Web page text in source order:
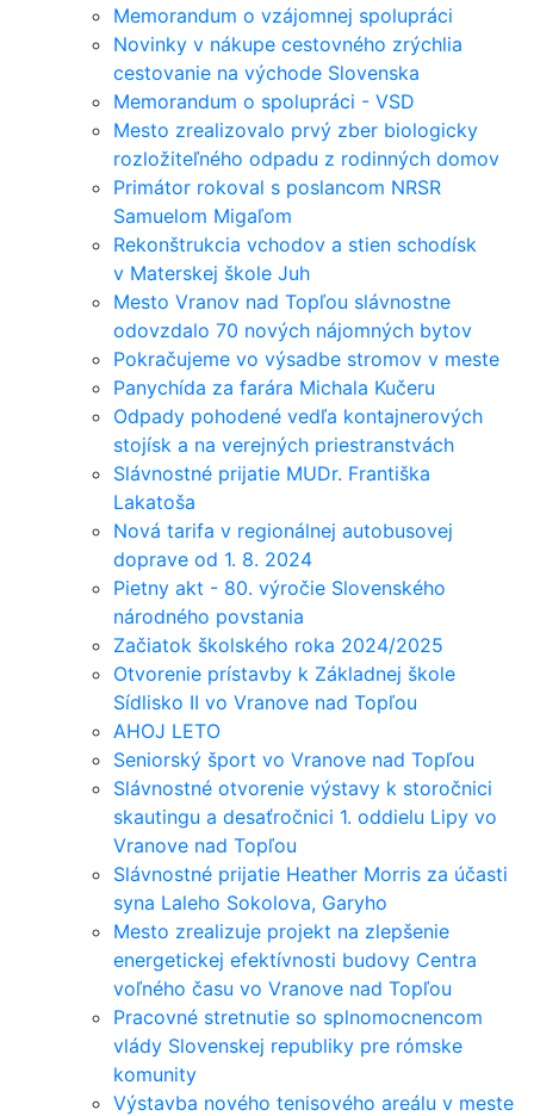
Memorandum o vzájomnej spolupráci
Novinky v nákupe cestovného zrýchlia
cestovanie na východe Slovenska
Memorandum o spolupráci - VSD
Mesto zrealizovalo prvý zber biologicky
rozložiteľného odpadu z rodinných domov
Primátor rokoval s poslancom NRSR
Samuelom Migaľom
Rekonštrukcia vchodov a stien schodísk
v Materskej škole Juh
Mesto Vranov nad Topľou slávnostne
odovzdalo 70 nových nájomných bytov
Pokračujeme vo výsadbe stromov v meste
Panychída za farára Michala Kučeru
Odpady pohodené vedľa kontajnerových
stojísk a na verejných priestranstvách
Slávnostné prijatie MUDr. Františka
Lakatoša
Nová tarifa v regionálnej autobusovej
doprave od 1. 8. 2024
Pietny akt - 80. výročie Slovenského
národného povstania
Začiatok školského roka 2024/2025
Otvorenie prístavby k Základnej škole
Sídlisko II vo Vranove nad Topľou
AHOJ LETO
Seniorský šport vo Vranove nad Topľou
Slávnostné otvorenie výstavy k storočnici
skautingu a desaťročnici 1. oddielu Lipy vo
Vranove nad Topľou
Slávnostné prijatie Heather Morris za účasti
syna Laleho Sokolova, Garyho
Mesto zrealizuje projekt na zlepšenie
energetickej efektívnosti budovy Centra
voľného času vo Vranove nad Topľou
Pracovné stretnutie so splnomocnencom
vlády Slovenskej republiky pre rómske
komunity
Výstavba nového tenisového areálu v meste